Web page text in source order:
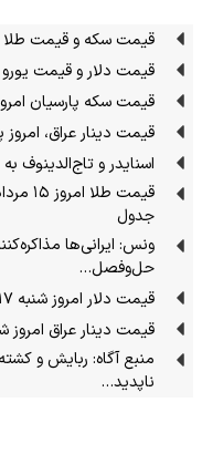
قیمت سکه و قیمت طلا امروز جمعه ۱۶
قیمت دلار و قیمت یورو امروز جمعه
قیمت سکه پارسیان امروز شنبه ۱۷ مرداد ۱۴۰۵ /
قیمت دینار عراق، امروز پنجشنبه
اسنایدر و تاج‌الدینوف
جدول
ونس: ایرانی‌ها
حل‌وفصل…
قیمت دلار امروز شنبه ۱۷ مرداد ۱۴۰۵ / دلار در بازار آزاد چند شد؟
قیمت دینار عراق امروز شنبه ۱۷
منبع آگاه: ربایش و
ناپدید…